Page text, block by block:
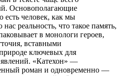
Основополагающие
человек, как мы
реальность, что такое память,
в монологи героев,
вставными
ключевых для
явлений. «Катехон» —
роман и одновременно —